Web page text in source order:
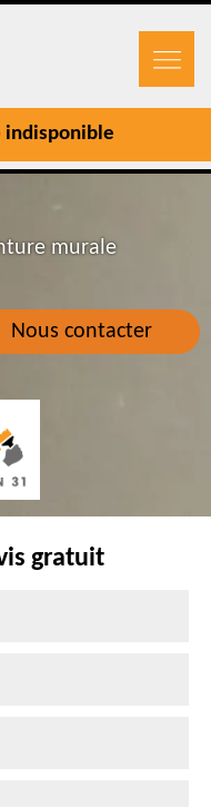
indisponible
Nous contacter
murale
gratuit